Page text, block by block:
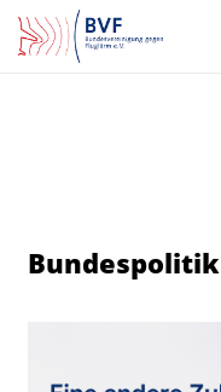
Bundespolitik